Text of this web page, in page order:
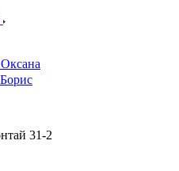
Оксана
Борис
31-2